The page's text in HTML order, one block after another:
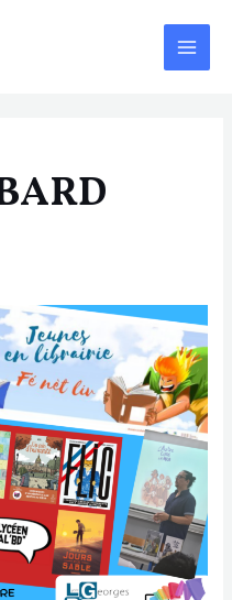
Main
Menu